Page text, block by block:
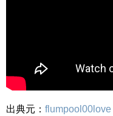
出典元： flumpool00love